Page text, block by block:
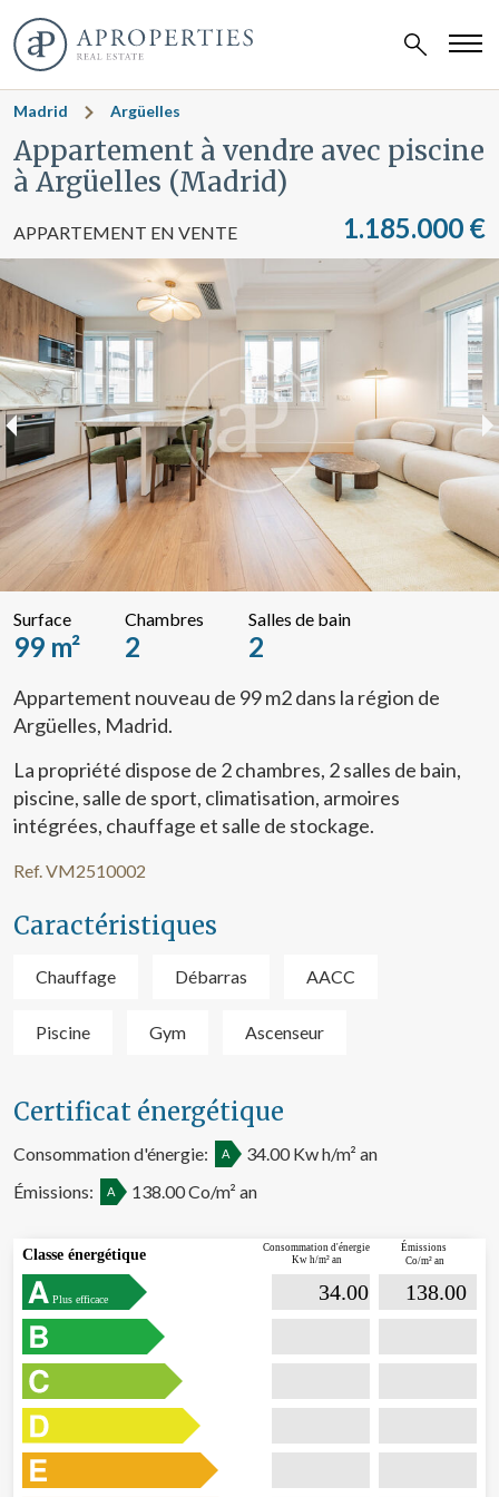
Madrid Argüelles
Appartement à vendre avec piscine
à Argüelles (Madrid)
APPARTEMENT EN VENTE 1.185.000 €
Surface
99 m²
Chambres
2
Salles de bain
2
Appartement nouveau de 99 m2 dans la région de
Argüelles, Madrid.
La propriété dispose de 2 chambres, 2 salles de bain,
piscine, salle de sport, climatisation, armoires
intégrées, chauffage et salle de stockage.
Ref. VM2510002
Caractéristiques
Chauffage Débarras AACC
Piscine Gym Ascenseur
Certificat énergétique
Consommation d'énergie: A
34.00 Kw h/m² an
Émissions:
A 138.00 Co/m² an
Plus efficace
Classe énergétique Consommation d'énergie
Kw h/m² an
Émissions
Co/m² an
34.00
Modifier les cookies